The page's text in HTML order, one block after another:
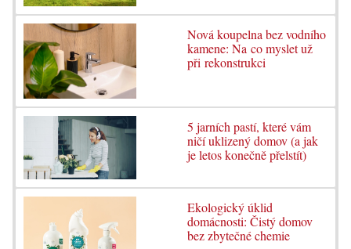
Nová koupelna bez vodního
kamene: Na co myslet už
při rekonstrukci
5 jarních pastí, které vám
ničí uklizený domov (a jak
je letos konečně přelstít)
Ekologický úklid
domácnosti: Čistý domov
bez zbytečné chemie